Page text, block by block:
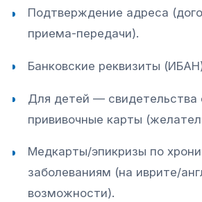
Подтверждение адреса
приема-передачи).
Банковские реквизиты
Для детей — свидетельства
прививочные карты
Медкарты/эпикризы по
заболеваниям (на иврите/
возможности).